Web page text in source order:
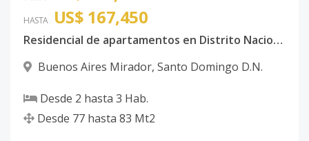
HASTA US$ 167,450
Residencial de apartamentos en Distrito Nacional
Buenos Aires Mirador, Santo Domingo D.N.
Desde 2 hasta 3 Hab.
Desde 77 hasta 83 Mt2